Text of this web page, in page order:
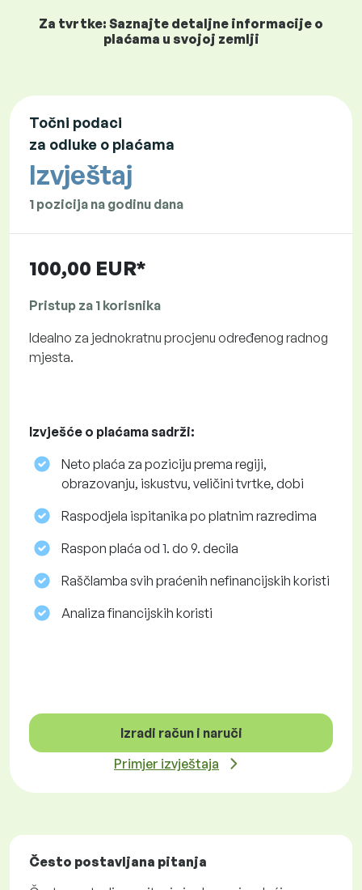
Za tvrtke: Saznajte detaljne informacije o
plaćama u svojoj zemlji
Točni podaci
za odluke o plaćama
Izvještaj
1 pozicija na godinu dana
100,00 EUR*
Pristup za 1 korisnika
Idealno za jednokratnu procjenu određenog radnog
mjesta.
Izvješće o plaćama sadrži:
Neto plaća za poziciju prema regiji,
obrazovanju, iskustvu, veličini tvrtke, dobi
Raspodjela ispitanika po platnim razredima
Raspon plaća od 1. do 9. decila
Raščlamba svih praćenih nefinancijskih koristi
Analiza financijskih koristi
Izradi račun i naruči
Primjer izvještaja
Često postavljana pitanja